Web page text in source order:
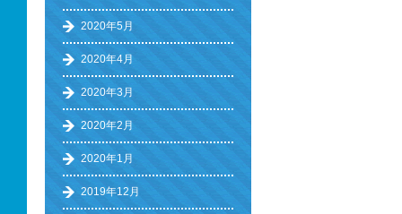
2020年5月
2020年4月
2020年3月
2020年2月
2020年1月
2019年12月